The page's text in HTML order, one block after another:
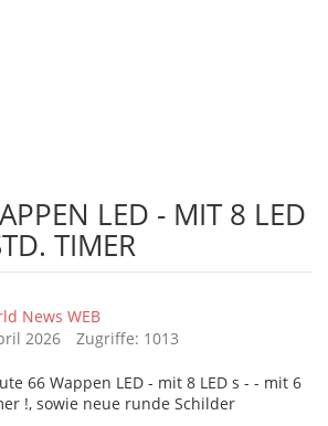
LED - MIT 8 LED
TIMER
News WEB
2026
Zugriffe: 1013
66 Wappen LED - mit 8 LED s - - mit 6
!, sowie neue runde Schilder